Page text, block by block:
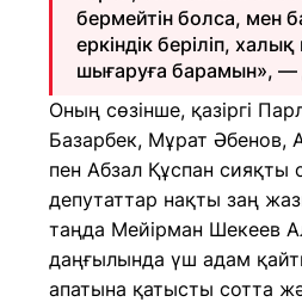
бермейтін болса, мен
еркіндік беріліп,
шығаруға барамын», —
Оның сөзінше, қазіргі
Базарбек, Мұрат Әбенов,
пен Абзал Құспан сияқты
депутаттар нақты заң
таңда Мейірман Шекеев
даңғылында үш адам
апатына қатысты сотта